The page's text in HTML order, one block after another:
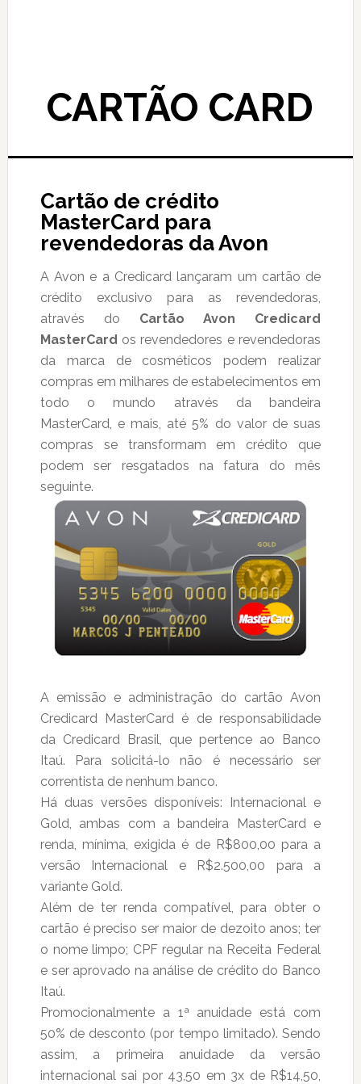
CARTÃO CARD
Cartão de crédito
MasterCard para
revendedoras da Avon
A Avon e a Credicard lançaram um cartão de
crédito exclusivo para as revendedoras,
através do Cartão Avon Credicard
MasterCard os revendedores e revendedoras
da marca de cosméticos podem realizar
compras em milhares de estabelecimentos em
todo o mundo através da bandeira
MasterCard, e mais, até 5% do valor de suas
compras se transformam em crédito que
podem ser resgatados na fatura do mês
seguinte.
A emissão e administração do cartão Avon
Credicard MasterCard é de responsabilidade
da Credicard Brasil, que pertence ao Banco
Itaú. Para solicitá-lo não é necessário ser
correntista de nenhum banco.
Há duas versões disponíveis: Internacional e
Gold, ambas com a bandeira MasterCard e
renda, mínima, exigida é de R$800,00 para a
versão Internacional e R$2.500,00 para a
variante Gold.
Além de ter renda compatível, para obter o
cartão é preciso ser maior de dezoito anos; ter
o nome limpo; CPF regular na Receita Federal
e ser aprovado na análise de crédito do Banco
Itaú.
Promocionalmente a 1ª anuidade está com
50% de desconto (por tempo limitado). Sendo
assim, a primeira anuidade da versão
internacional sai por 43,50 em 3x de R$14,50,